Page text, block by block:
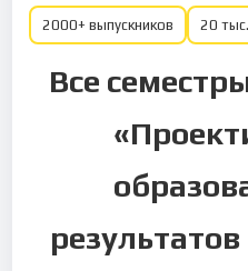
2000+ выпускников 20
Все